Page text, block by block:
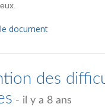
le document
des
- il y a 8 ans